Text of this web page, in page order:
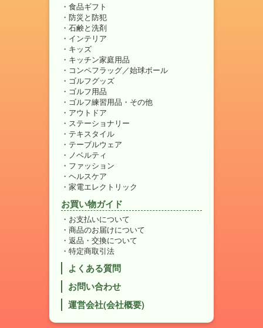
食品ギフト
防災と防犯
石鹸と洗剤
インテリア
キッズ
キッチン家庭用品
コンペフラッグ／始球ボール
ゴルフグッズ
ゴルフ用品
ゴルフ練習用品・その他
アウトドア
ステーショナリー
テキスタイル
テーブルウェア
ノベルティ
ファッション
ヘルスケア
家電エレクトリック
お買い物ガイド
お支払いについて
商品のお届けについて
返品・交換について
特定商取引法
よくある質問
お問い合わせ
運営会社(会社概要)